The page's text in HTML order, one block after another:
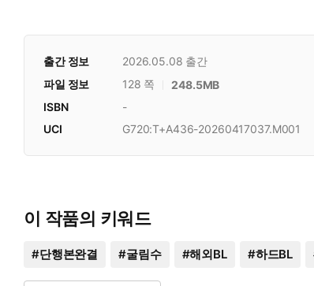
출간 정보 2026.05.08 출간
파일 정보
128 쪽 248.5MB
ISBN
-
UCI
G720:T+A436-20260417037.M001
이 작품의 키워드
#단행본완결 #굴림수 #해외BL #하드BL